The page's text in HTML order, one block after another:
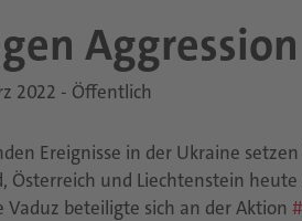
2022 - Öffentlich
Ereignisse in der Ukraine
Österreich und Liechtenstein
Vaduz beteiligte sich an der Aktion